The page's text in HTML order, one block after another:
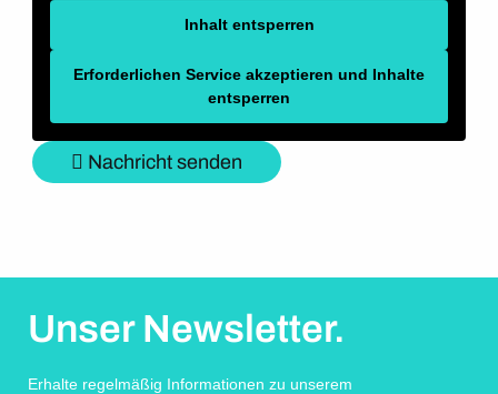
Inhalt entsperren
Erforderlichen Service akzeptieren und Inhalte
entsperren
Nachricht senden
Unser Newsletter.
Erhalte regelmäßig Informationen zu unserem